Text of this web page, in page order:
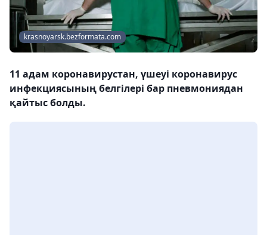
krasnoyarsk.bezformata.com
11 адам коронавирустан, үшеуі коронавирус
инфекциясының белгілері бар пневмониядан
қайтыс болды.